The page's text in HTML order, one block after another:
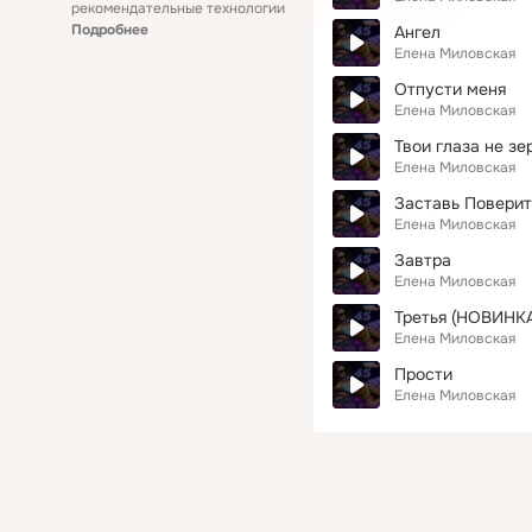
рекомендательные технологии
Подробнее
Ангел
Елена Миловская
Отпусти меня
Елена Миловская
Твои глаза не
Елена Миловская
Заставь
Елена Миловская
Завтра
Елена Миловская
Третья
Елена Миловская
Прости
Елена Миловская